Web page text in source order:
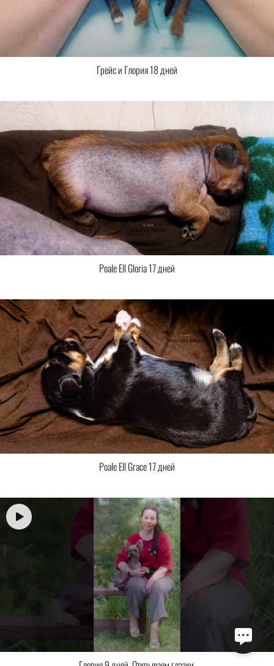
Грейс и Глория 18 дней
Poale Ell Gloria 17 дней
Poale Ell Grace 17 дней